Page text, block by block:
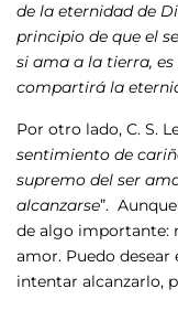
de la eternidad de
principio de que el
si ama a la tierra,
compartirá la
Por otro lado, C. S.
sentimiento de
supremo del ser
alcanzarse”.
de algo importante:
amor. Puedo
intentar alcanzarlo,